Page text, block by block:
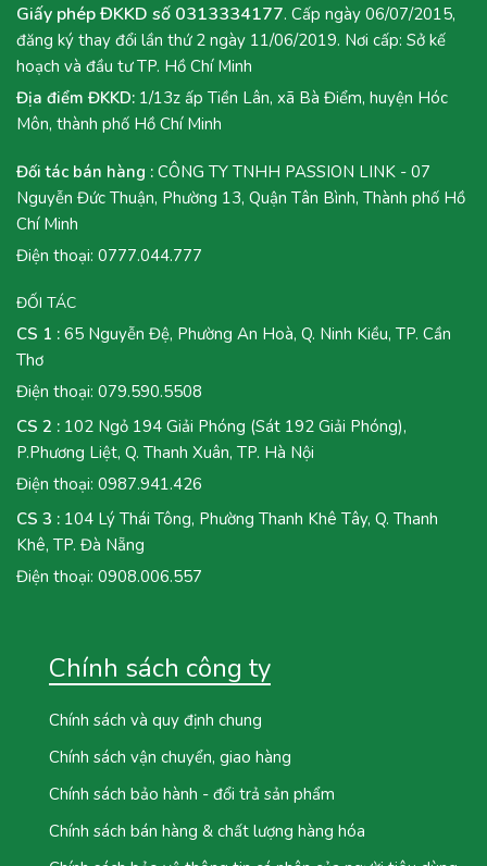
Giấy phép ĐKKD số 0313334177. Cấp ngày 06/07/2015,
đăng ký thay đổi lần thứ 2 ngày 11/06/2019. Nơi cấp: Sở kế
hoạch và đầu tư TP. Hồ Chí Minh
Địa điểm ĐKKD: 1/13z ấp Tiền Lân, xã Bà Điểm, huyện Hóc
Môn, thành phố Hồ Chí Minh
Đối tác bán hàng : CÔNG TY TNHH PASSION LINK - 07
Nguyễn Đức Thuận, Phường 13, Quận Tân Bình, Thành phố Hồ
Chí Minh
Điện thoại: 0777.044.777
ĐỐI TÁC
CS 1 : 65 Nguyễn Đệ, Phường An Hoà, Q. Ninh Kiều, TP. Cần
Thơ
Điện thoại: 079.590.5508
CS 2 : 102 Ngỏ 194 Giải Phóng (Sát 192 Giải Phóng),
P.Phương Liệt, Q. Thanh Xuân, TP. Hà Nội
Điện thoại: 0987.941.426
CS 3 : 104 Lý Thái Tông, Phường Thanh Khê Tây, Q. Thanh
Khê, TP. Đà Nẵng
Điện thoại: 0908.006.557
Chính sách công ty
Chính sách và quy định chung
Chính sách vận chuyển, giao hàng
Chính sách bảo hành - đổi trả sản phẩm
Chính sách bán hàng & chất lượng hàng hóa